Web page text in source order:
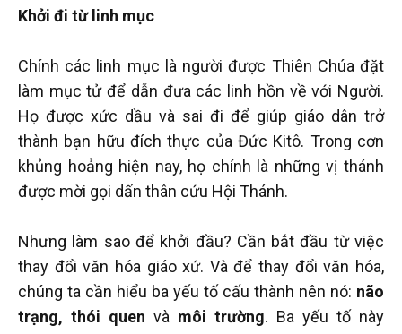
Khởi đi từ linh mục
Chính các linh mục là người được Thiên Chúa đặt
làm mục tử để dẫn đưa các linh hồn về với Người.
Họ được xức dầu và sai đi để giúp giáo dân trở
thành bạn hữu đích thực của Đức Kitô. Trong cơn
khủng hoảng hiện nay, họ chính là những vị thánh
được mời gọi dấn thân cứu Hội Thánh.
Nhưng làm sao để khởi đầu? Cần bắt đầu từ việc
thay đổi văn hóa giáo xứ. Và để thay đổi văn hóa,
chúng ta cần hiểu ba yếu tố cấu thành nên nó: não
trạng, thói quen và môi trường. Ba yếu tố này